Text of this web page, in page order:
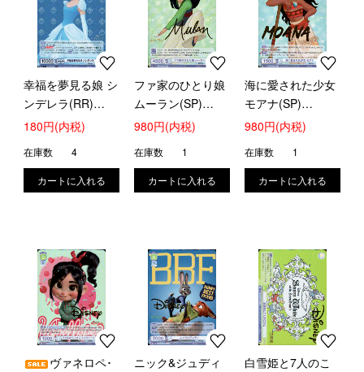
幸福を夢見る娘 シ
ンデレラ(RR)
(DSY/01B-045)
180円(内税)
在庫数 4
ファ家のひとり娘
ムーラン(SP)
(DSY/01B-033SP)
980円(内税)
在庫数 1
海に愛された少女
モアナ(SP)
(DSY/01B-048SP)
980円(内税)
在庫数 1
ヴァネロペ･
ニック&ジュディ
白雪姫と7人のこ